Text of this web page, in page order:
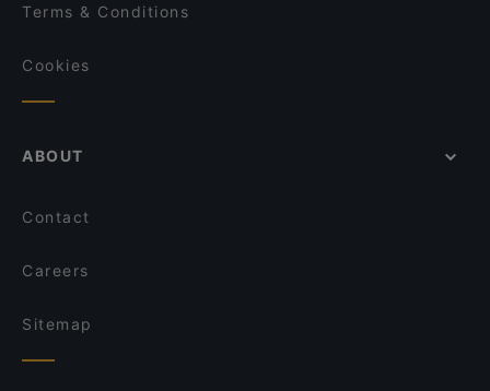
Terms & Conditions
Cookies
ABOUT
Contact
Careers
Sitemap